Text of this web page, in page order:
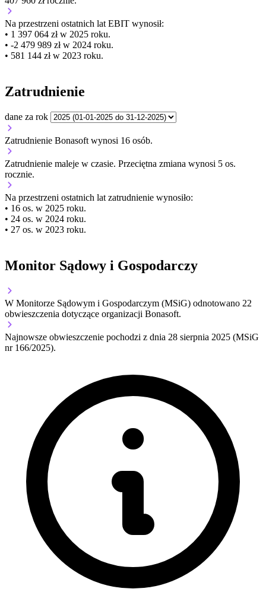
Na przestrzeni ostatnich lat EBIT wynosił:
• 1 397 064 zł w 2025 roku.
• -2 479 989 zł w 2024 roku.
• 581 144 zł w 2023 roku.
Zatrudnienie
dane za rok
Zatrudnienie Bonasoft wynosi 16 osób.
Zatrudnienie maleje w czasie. Przeciętna zmiana wynosi 5 os.
rocznie.
Na przestrzeni ostatnich lat zatrudnienie wynosiło:
• 16 os. w 2025 roku.
• 24 os. w 2024 roku.
• 27 os. w 2023 roku.
Monitor Sądowy i Gospodarczy
W Monitorze Sądowym i Gospodarczym (MSiG) odnotowano 22
obwieszczenia dotyczące organizacji Bonasoft.
Najnowsze obwieszczenie pochodzi z dnia 28 sierpnia 2025 (MSiG
nr 166/2025).